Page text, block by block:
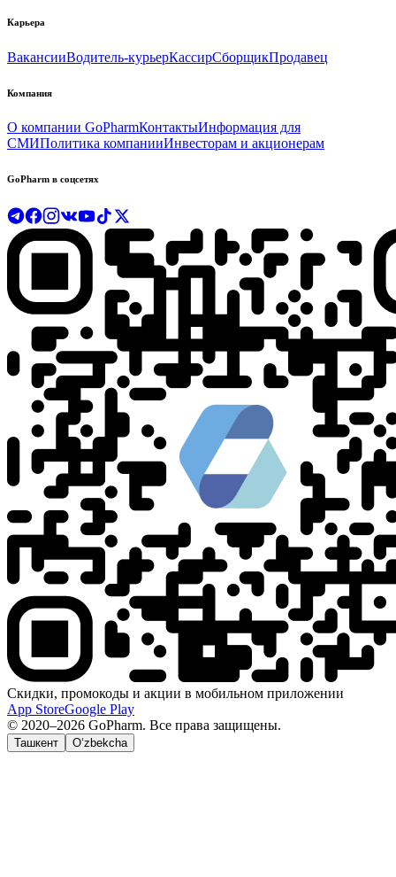
Карьера
ВакансииВодитель-курьерКассирСборщикПродавец
Компания
О компании GoPharmКонтактыИнформация для
СМИПолитика компанииИнвесторам и акционерам
GoPharm в соцсетях
Скидки, промокоды и акции в мобильном приложении
App StoreGoogle Play
© 2020–2026 GoPharm. Все права защищены.
Ташкент O‘zbekcha